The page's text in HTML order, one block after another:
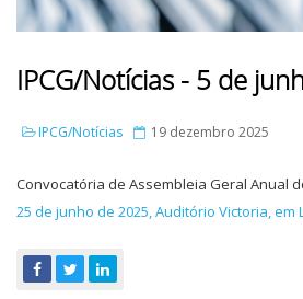
IPCG/Notícias - 5 de
IPCG/Notícias 19 dezembro 2025
Convocatória de Assembleia Geral Anual
25 de junho de 2025, Auditório Victoria, em